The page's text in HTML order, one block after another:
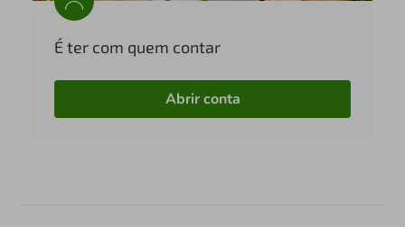
É ter com quem contar
Abrir conta